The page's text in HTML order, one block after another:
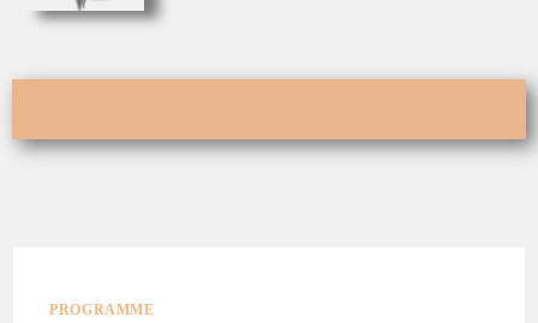
PROGRAMME